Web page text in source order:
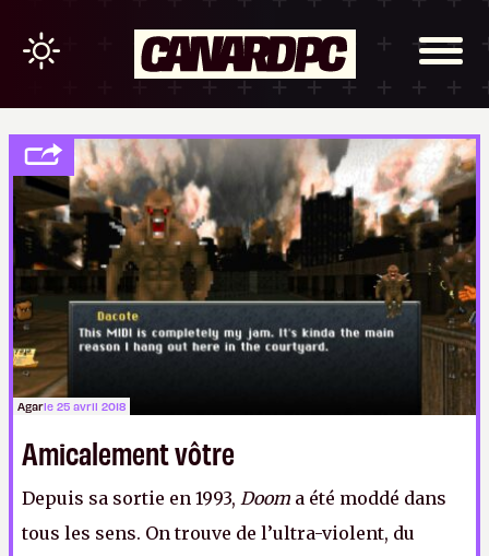
Agarle 25 avril 2018
Amicalement vôtre
Depuis sa sortie en 1993, Doom a été moddé dans
tous les sens. On trouve de l’ultra-violent, du